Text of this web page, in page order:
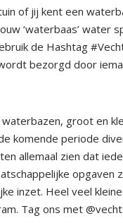
of jij kent een
‘waterbaas’ water
de Hashtag
bezorgd door
groot en
komende periode
allemaal zien dat
opgaven
inzet. Heel veel
Tag ons met